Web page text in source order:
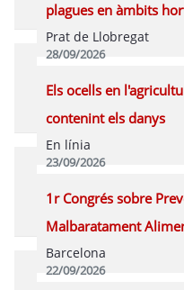
plagues en àmbits
Prat de Llobregat
28/09/2026
Inscriure's
Els ocells en
contenint els danys
En línia
23/09/2026
Inscriure's Online
1r Congrés sobre
Malbaratament
Barcelona
22/09/2026